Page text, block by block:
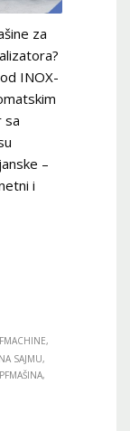
za
INOX-
sa
–
i
SAJMU